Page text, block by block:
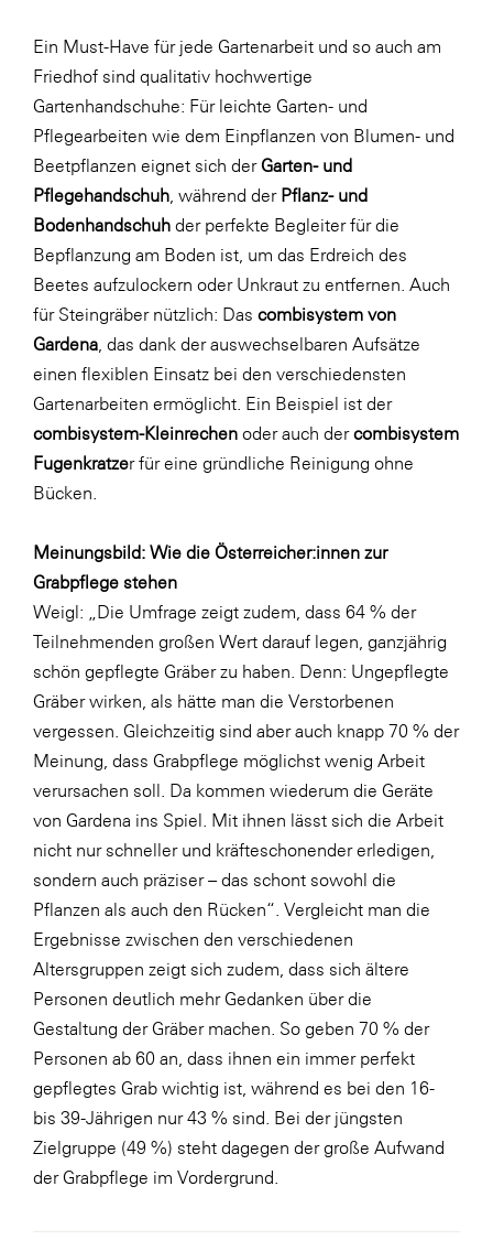
Ein Must-Have für jede Gartenarbeit und so auch am
Friedhof sind qualitativ hochwertige
Gartenhandschuhe: Für leichte Garten- und
Pflegearbeiten wie dem Einpflanzen von Blumen- und
Beetpflanzen eignet sich derGarten- und
Pflegehandschuh , während der Pflanz- und
Bodenhandschuh der perfekte Begleiter für die
Bepflanzung am Boden ist, um das Erdreich des
Beetes aufzulockern oder Unkraut zu entfernen. Auch
für Steingräber nützlich: Das combisystem von
Gardena , das dank der auswechselbaren Aufsätze
einen flexiblen Einsatz bei den verschiedensten
Gartenarbeiten ermöglicht. Ein Beispiel ist der
combisystem-Kleinrechen oder auch dercombisystem
Fugenkratzer für eine gründliche Reinigung ohne
Bücken.
Meinungsbild: Wie die Österreicher:innen zur
Grabpflege stehen
Weigl: „Die Umfrage zeigt zudem, dass 64 % der
Teilnehmenden großen Wert darauf legen, ganzjährig
schön gepflegte Gräber zu haben. Denn: Ungepflegte
Gräber wirken, als hätte man die Verstorbenen
vergessen. Gleichzeitig sind aber auch knapp 70 % der
Meinung, dass Grabpflege möglichst wenig Arbeit
verursachen soll. Da kommen wiederum die Geräte
von Gardena ins Spiel. Mit ihnen lässt sich die Arbeit
nicht nur schneller und kräfteschonender erledigen,
sondern auch präziser – das schont sowohl die
Pflanzen als auch den Rücken“. Vergleicht man die
Ergebnisse zwischen den verschiedenen
Altersgruppen zeigt sich zudem, dass sich ältere
Personen deutlich mehr Gedanken über die
Gestaltung der Gräber machen. So geben 70 % der
Personen ab 60 an, dass ihnen ein immer perfekt
gepflegtes Grab wichtig ist, während es bei den 16-
bis 39-Jährigen nur 43 % sind. Bei der jüngsten
Zielgruppe (49 %) steht dagegen der große Aufwand
der Grabpflege im Vordergrund.